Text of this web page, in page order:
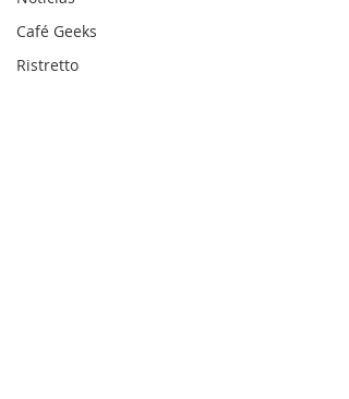
Café Geeks
Ristretto